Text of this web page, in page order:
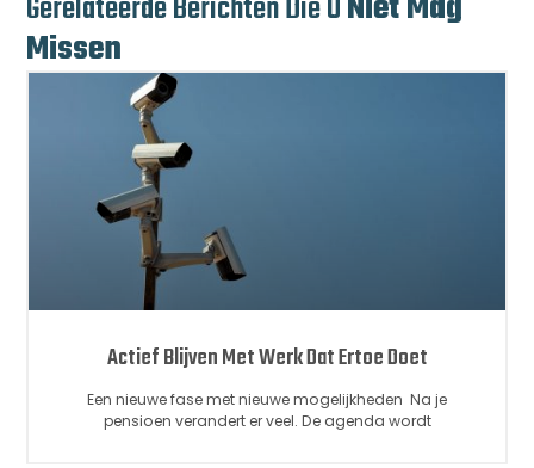
Missen
Actief Blijven Met Werk Dat Ertoe Doet
Een nieuwe fase met nieuwe mogelijkheden Na je
pensioen verandert er veel. De agenda wordt